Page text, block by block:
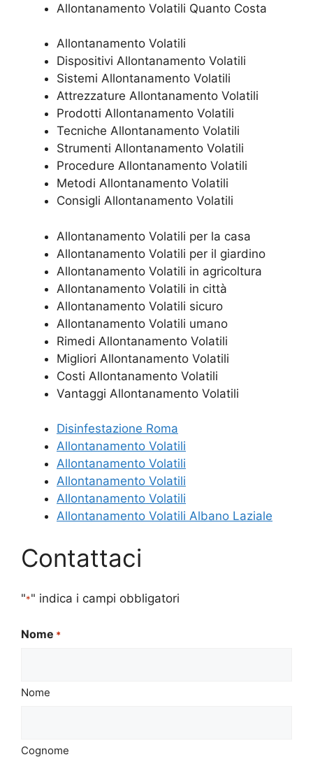
Allontanamento Volatili Quanto Costa
Allontanamento Volatili
Dispositivi Allontanamento Volatili
Sistemi Allontanamento Volatili
Attrezzature Allontanamento Volatili
Prodotti Allontanamento Volatili
Tecniche Allontanamento Volatili
Strumenti Allontanamento Volatili
Procedure Allontanamento Volatili
Metodi Allontanamento Volatili
Consigli Allontanamento Volatili
Allontanamento Volatili per la casa
Allontanamento Volatili per il giardino
Allontanamento Volatili in agricoltura
Allontanamento Volatili in città
Allontanamento Volatili sicuro
Allontanamento Volatili umano
Rimedi Allontanamento Volatili
Migliori Allontanamento Volatili
Costi Allontanamento Volatili
Vantaggi Allontanamento Volatili
Disinfestazione Roma
Allontanamento Volatili
Allontanamento Volatili
Allontanamento Volatili
Allontanamento Volatili
Allontanamento Volatili Albano Laziale
Contattaci
"*" indica i campi obbligatori
Nome *
Nome
Cognome